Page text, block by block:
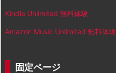
Kindle Unlimited 無料体験
Amazon Music Unlimited 無料体験
固定ページ